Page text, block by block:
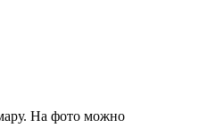
На фото можно